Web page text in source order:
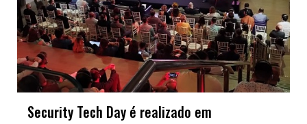
Security Tech Day é realizado em